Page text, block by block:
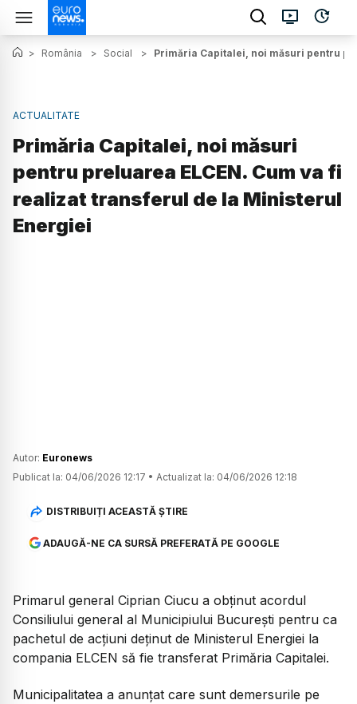
> România > Social > Primăria Capitalei, noi măsuri pentru
ACTUALITATE
Primăria Capitalei, noi măsuri
pentru preluarea ELCEN. Cum va fi
realizat transferul de la Ministerul
Energiei
Autor: Euronews
Publicat la: 04/06/2026 12:17 • Actualizat la: 04/06/2026 12:18
DISTRIBUIȚI ACEASTĂ ȘTIRE
ADAUGĂ-NE CA SURSĂ PREFERATĂ PE GOOGLE
Primarul general Ciprian Ciucu a obținut acordul
Consiliului general al Municipiului București pentru ca
pachetul de acțiuni deținut de Ministerul Energiei la
compania ELCEN să fie transferat Primăria Capitalei.
Municipalitatea a anunțat care sunt demersurile pe